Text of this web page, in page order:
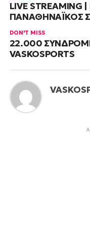
LIVE STREAMING
ΠΑΝΑΘΗΝΑΪΚΟΣ
DON'T MISS
22.000
VASKOSPORTS